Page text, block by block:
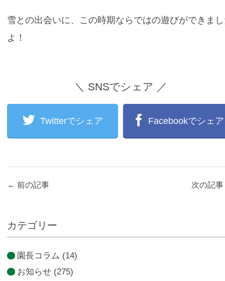
雪との出会いに、この時期ならではの遊びができま
よ！
＼ SNSでシェア ／
Twitterでシェア Facebookでシェア
← 前の記事 次の記事
カテゴリー
園長コラム (14)
お知らせ (275)